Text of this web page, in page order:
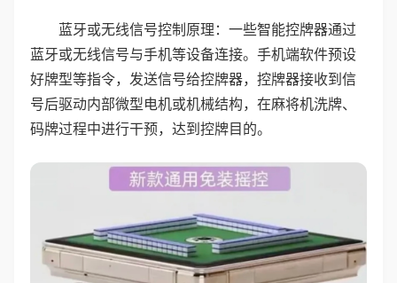
蓝牙或无线信号控制原理：一些智能控牌器通过
蓝牙或无线信号与手机等设备连接。手机端软件预设
好牌型等指令，发送信号给控牌器，控牌器接收到信
号后驱动内部微型电机或机械结构，在麻将机洗牌、
码牌过程中进行干预，达到控牌目的。